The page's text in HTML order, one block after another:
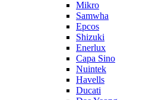
Mikro
Samwha
Epcos
Shizuki
Enerlux
Capa Sino
Nuintek
Havells
Ducati